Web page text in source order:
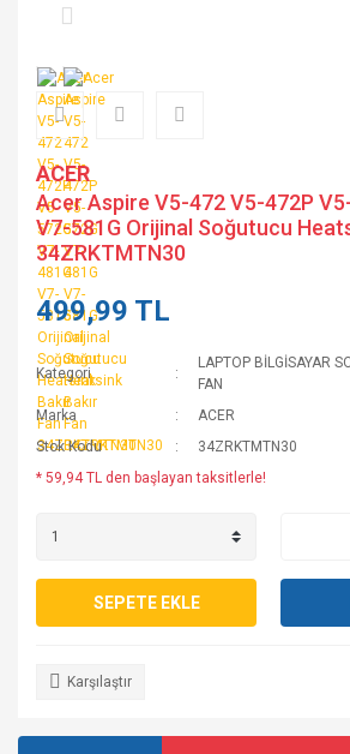
ACER
Acer Aspire V5-472 V5-472P
V7-581G Orijinal Soğutucu
34ZRKTMTN30
499,99 TL
Kategori
LAPTOP BİLGİSAYAR
FAN
Marka
ACER
Stok Kodu
34ZRKTMTN30
* 59,94 TL den başlayan taksitlerle!
SEPETE EKLE
Karşılaştır